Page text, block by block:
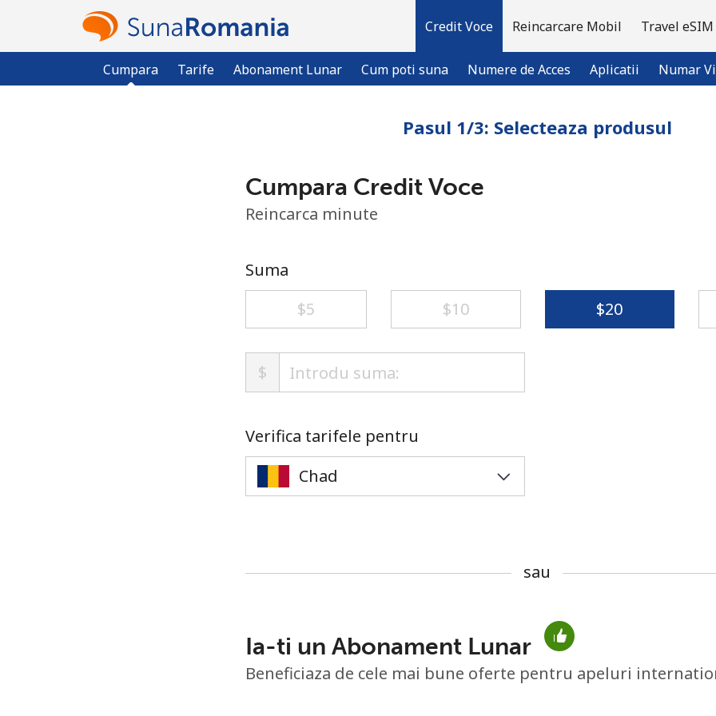
Credit Voce
Cumpara Tarife Abonament Lunar Cum poti suna Numere de Acces Aplicatii Numar
Reincarcare Mobil Travel eSIM
Minim 8 litere
Pasul 1/3: Selecteaza produsul
Cumpara Credit Voce
Reincarca minute
Suma
⁦$5⁩
⁦$10⁩ ⁦$20⁩
$
Verifica tarifele pentru
sau
Ia-ti un Abonament Lunar
Beneficiaza de cele mai bune oferte pentru apeluri